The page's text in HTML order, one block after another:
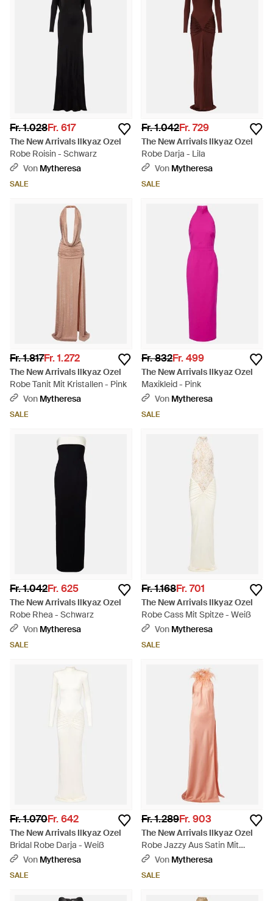
Fr. 1.028Fr. 617
The New Arrivals Ilkyaz Ozel
Robe Roisin - Schwarz
Von Mytheresa
SALE
Fr. 1.042Fr. 729
The New Arrivals Ilkyaz Ozel
Robe Darja - Lila
Von Mytheresa
SALE
Fr. 1.817Fr. 1.272
The New Arrivals Ilkyaz Ozel
Robe Tanit Mit Kristallen - Pink
Von Mytheresa
SALE
Fr. 832Fr. 499
The New Arrivals Ilkyaz Ozel
Maxikleid - Pink
Von Mytheresa
SALE
Fr. 1.042Fr. 625
The New Arrivals Ilkyaz Ozel
Robe Rhea - Schwarz
Von Mytheresa
SALE
Fr. 1.168Fr. 701
The New Arrivals Ilkyaz Ozel
Robe Cass Mit Spitze - Weiß
Von Mytheresa
SALE
Fr. 1.070Fr. 642
The New Arrivals Ilkyaz Ozel
Bridal Robe Darja - Weiß
Von Mytheresa
SALE
Fr. 1.289Fr. 903
The New Arrivals Ilkyaz Ozel
Robe Jazzy Aus Satin Mit
Federn - Orange
Von Mytheresa
SALE